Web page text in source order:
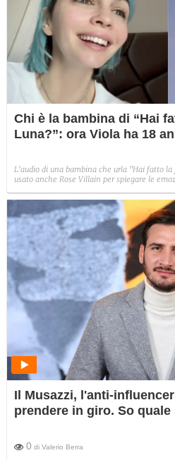
Chi è la bambina di “Hai
Luna?”: ora Viola ha 18
L'audio di una bambina che urla "Hai fatto
usato anche Rose Villain per spiegare le
18 anni.
Il Musazzi, l'anti-
prendere in giro. So
0 di Valerio Berra